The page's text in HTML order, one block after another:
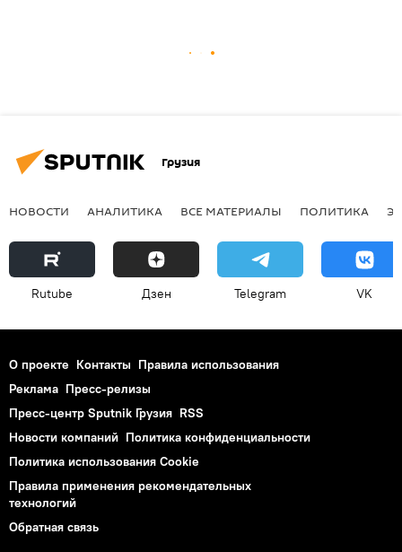
Грузия
НОВОСТИ АНАЛИТИКА ВСЕ МАТЕРИАЛЫ ПОЛИТИКА
Rutube Дзен Telegram VK
О проекте Контакты Правила использования
Реклама Пресс-релизы
Пресс-центр Sputnik Грузия RSS
Новости компаний Политика конфиденциальности
Политика использования Cookie
Правила применения рекомендательных
технологий
Обратная связь